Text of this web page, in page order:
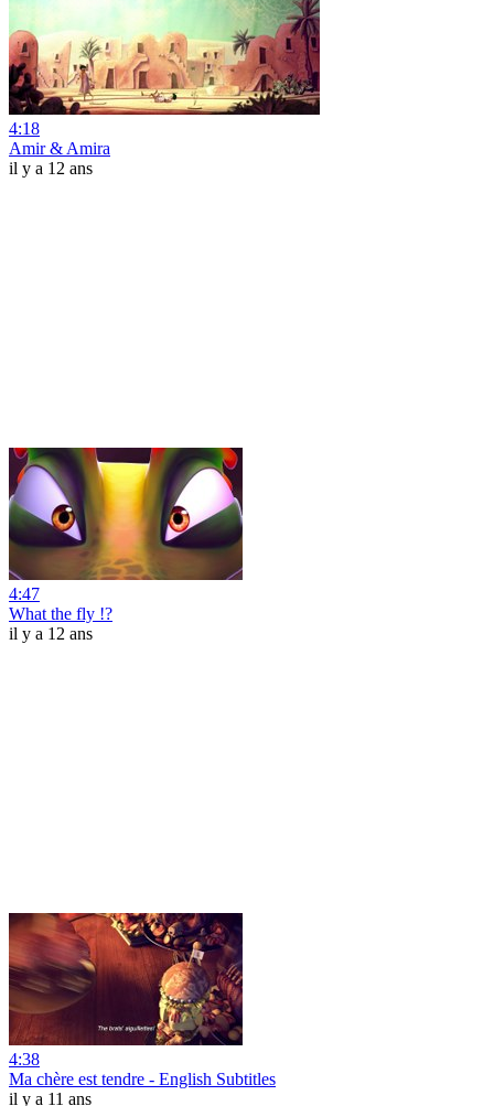
4:18
Amir & Amira
il y a 12 ans
4:47
What the fly !?
il y a 12 ans
4:38
Ma chère est tendre - English Subtitles
il y a 11 ans